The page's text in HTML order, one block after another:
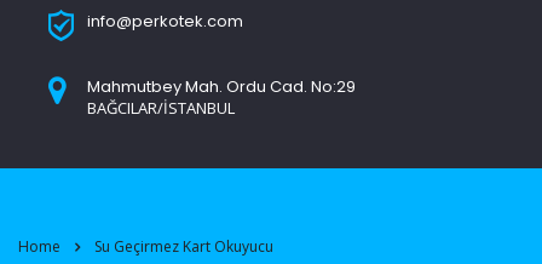
info@perkotek.com
Mahmutbey Mah. Ordu Cad. No:29
BAĞCILAR/İSTANBUL
Home Su Geçirmez Kart Okuyucu